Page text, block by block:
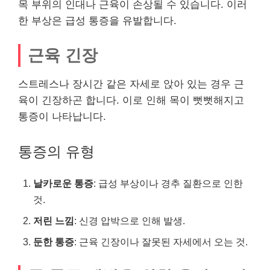
목 부위의 인대나 근육이 손상될 수 있습니다. 이러
한 부상은 급성 통증을 유발합니다.
근육 긴장
스트레스나 장시간 같은 자세로 앉아 있는 경우 근
육이 긴장하곤 합니다. 이로 인해 목이 뻣뻣해지고
통증이 나타납니다.
통증의 유형
날카로운 통증: 급성 부상이나 경추 질환으로 인한
것.
저린 느낌: 신경 압박으로 인해 발생.
둔한 통증: 근육 긴장이나 잘못된 자세에서 오는 것.